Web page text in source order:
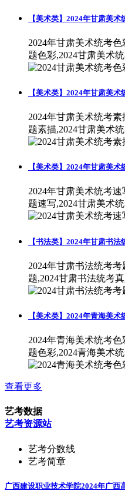
【美术类】2024年甘肃美术
2024年甘肃美术统考
题色彩,2024甘肃美术统
【美术类】2024年甘肃美术
2024年甘肃美术统考
题素描,2024甘肃美术统
【美术类】2024年甘肃美术
2024年甘肃美术统考
题速写,2024甘肃美术统
【书法类】2024年甘肃书法
2024年甘肃书法统考
题,2024甘肃书法统考真
【美术类】2024年青海美术
2024年青海美术统考
题色彩,2024青海美术统
查看更多
艺考数据
艺考资源站
艺考分数线
艺考简章
广西建设职业技术学院2024年广西